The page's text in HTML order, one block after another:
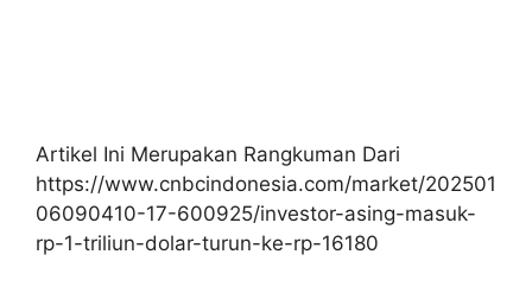
Artikel Ini Merupakan Rangkuman Dari
https://www.cnbcindonesia.com/market/202501
06090410-17-600925/investor-asing-masuk-
rp-1-triliun-dolar-turun-ke-rp-16180